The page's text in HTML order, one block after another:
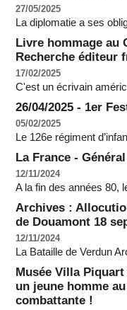
27/05/2025
La diplomatie a ses
Livre hommage au
Recherche éditeur
17/02/2025
C'est un écrivain
26/04/2025 - 1er
05/02/2025
Le 126e régiment
La France -
12/11/2024
A la fin des années 80,
Archives :
de Douamont 18
12/11/2024
La Bataille de Verdun
Musée Villa
un jeune homme
combattante !